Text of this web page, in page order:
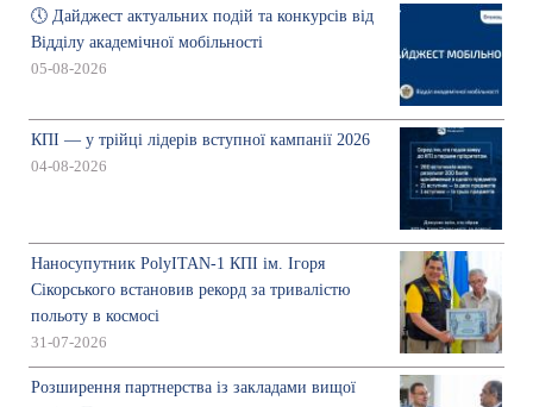
🕔 Дайджест актуальних подій та конкурсів від
Відділу академічної мобільності
05-08-2026
КПІ — у трійці лідерів вступної кампанії 2026
04-08-2026
Наносупутник PolyITAN-1 КПІ ім. Ігоря
Сікорського встановив рекорд за тривалістю
польоту в космосі
31-07-2026
Розширення партнерства із закладами вищої